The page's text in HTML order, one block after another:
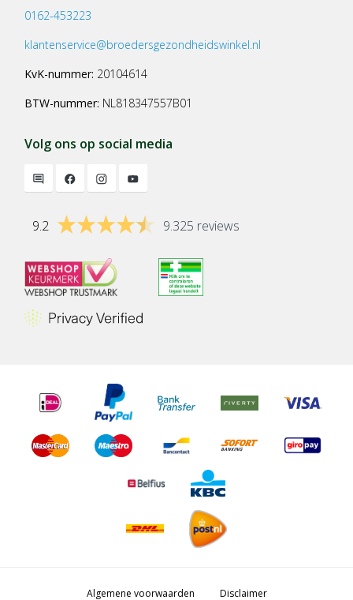
0162-453223
klantenservice@broedersgezondheidswinkel.nl
KvK-nummer: 20104614
BTW-nummer: NL818347557B01
Volg ons op social media
9.2 9.325 reviews
Algemene voorwaarden Disclaimer